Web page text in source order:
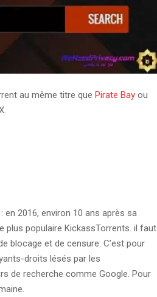
au même titre que Pirate Bay ou
2016, environ 10 ans après sa
plus populaire KickassTorrents. il faut
blocage et de censure. C’est pour
droits lésés par les
de recherche comme Google. Pour